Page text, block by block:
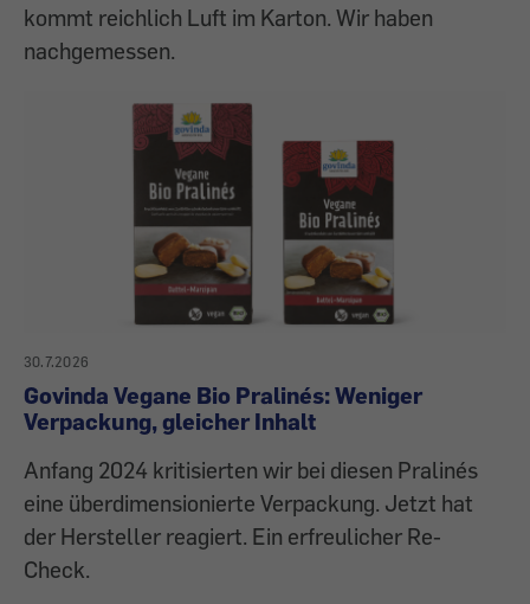
kommt reichlich Luft im Karton. Wir haben
nachgemessen.
30.7.2026
Govinda Vegane Bio Pralinés: Weniger
Verpackung, gleicher Inhalt
Anfang 2024 kritisierten wir bei diesen Pralinés
eine überdimensionierte Verpackung. Jetzt hat
der Hersteller reagiert. Ein erfreulicher Re-
Check.